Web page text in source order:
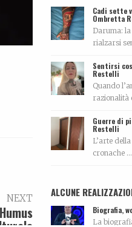
NEXT
Cadi sette
Ombretta
Daruma:
rialzarsi
Sentirsi
Restelli
Quando
razionalità
Guerre di
Restelli
L’arte
cronache ...
ALCUNE
Biografia,
La